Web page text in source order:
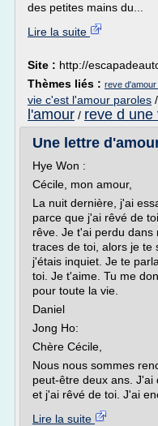
des petites mains du...
Lire la suite
Site : http://
Thèmes liés : reve d'amour
vie c'est l'amour paroles /
l'amour / reve d une
Une lettre
Hye Won :
Cécile, mon amour,
La nuit dernière, j'ai
parce que j'ai rêvé de
rêve. Je t'ai perdu
traces de toi, alors je te
j'étais inquiet. Je te
toi. Je t'aime. Tu me
pour toute la vie.
Daniel
Jong Ho:
Chère Cécile,
Nous nous sommes
peut-être deux ans.
et j'ai rêvé de toi. J'ai
Lire la suite